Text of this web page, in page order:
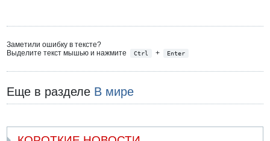
Заметили ошибку в тексте?
Выделите текст мышью и нажмите
Ctrl + Enter
Еще в разделе В мире